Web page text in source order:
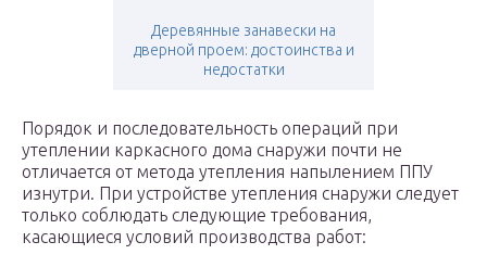
Деревянные занавески на
дверной проем: достоинства и
недостатки
Порядок и последовательность операций при
утеплении каркасного дома снаружи почти не
отличается от метода утепления напылением ППУ
изнутри. При устройстве утепления снаружи следует
только соблюдать следующие требования,
касающиеся условий производства работ: